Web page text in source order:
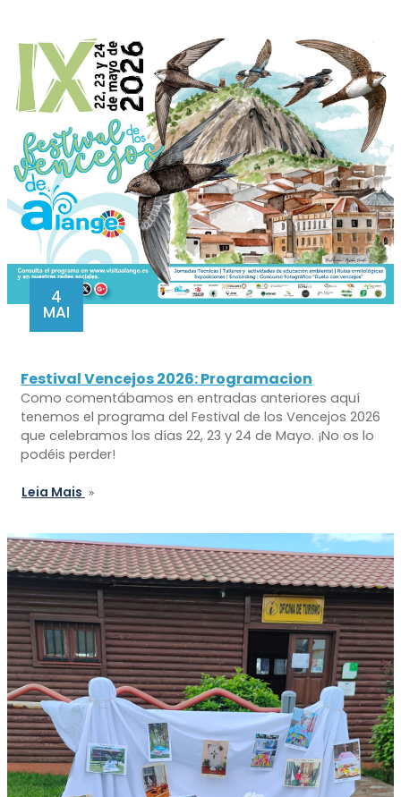
4
MAI
Festival Vencejos 2026: Programacion
Como comentábamos en entradas anteriores aquí
tenemos el programa del Festival de los Vencejos 2026
que celebramos los días 22, 23 y 24 de Mayo. ¡No os lo
podéis perder!
Leia Mais